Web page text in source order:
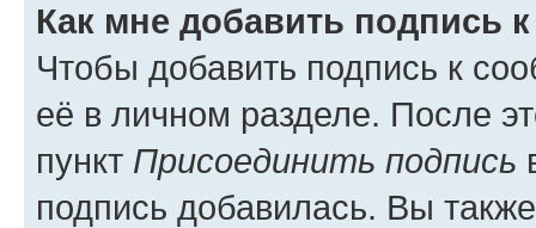
Как мне добавить подпись
Чтобы добавить подпись к
её в личном разделе. После
пункт Присоединить подпись
подпись добавилась. Вы